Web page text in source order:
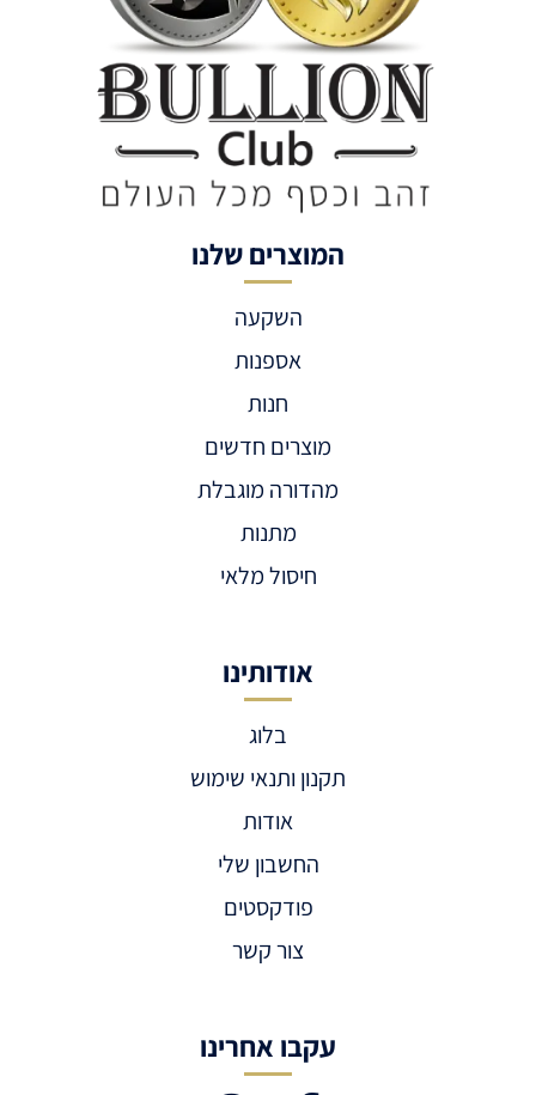
המוצרים שלנו
השקעה
אספנות
חנות
מוצרים חדשים
מהדורה מוגבלת
מתנות
חיסול מלאי
אודותינו
בלוג
תקנון ותנאי שימוש
אודות
החשבון שלי
פודקסטים
צור קשר
עקבו אחרינו